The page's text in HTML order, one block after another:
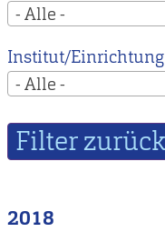
- Alle -
Institut/Einrichtung
- Alle -
2018